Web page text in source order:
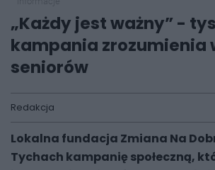
„Każdy jest ważny” -
kampania zrozumienia
seniorów
Redakcja
Lokalna fundacja Zmiana Na
Tychach kampanię społeczną,